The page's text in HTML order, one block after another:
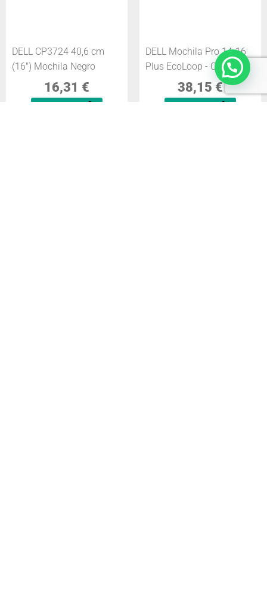
DELL CP3724 40,6 cm
(16") Mochila Negro
16,31 €
DELL Mochila Pro 14-16
Plus EcoLoop - CP5723
38,15 €